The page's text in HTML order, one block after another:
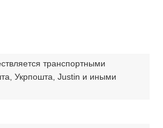
транспортными
Укрпошта, Justin и иными